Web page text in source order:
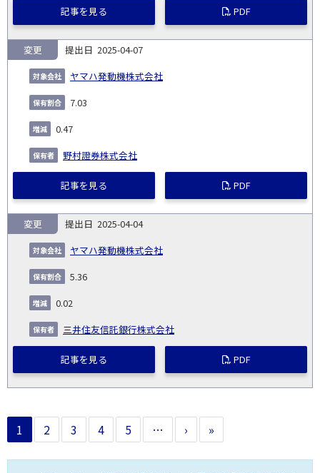
記事を見る PDF
2025-04-07
ヤマハ発動機株式会社
変更
7.03
0.47
野村證券株式会社
記事を見る PDF
2025-04-04
ヤマハ発動機株式会社
変更
5.36
0.02
三井住友信託銀行株式会社
記事を見る PDF
1 2 3 4 5 … › »